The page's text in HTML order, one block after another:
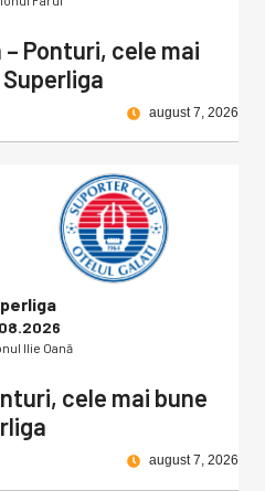
Ponturi, cele mai
august 7, 2026
Ilie Oană
cele mai bune
august 7, 2026